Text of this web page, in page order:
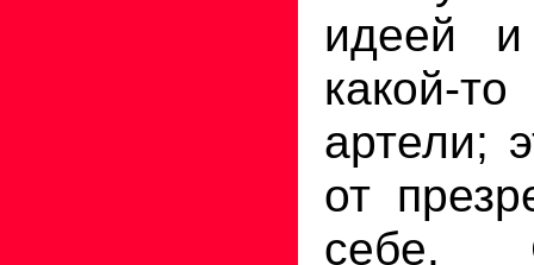
идеей и
какой-
артели;
от
себе.